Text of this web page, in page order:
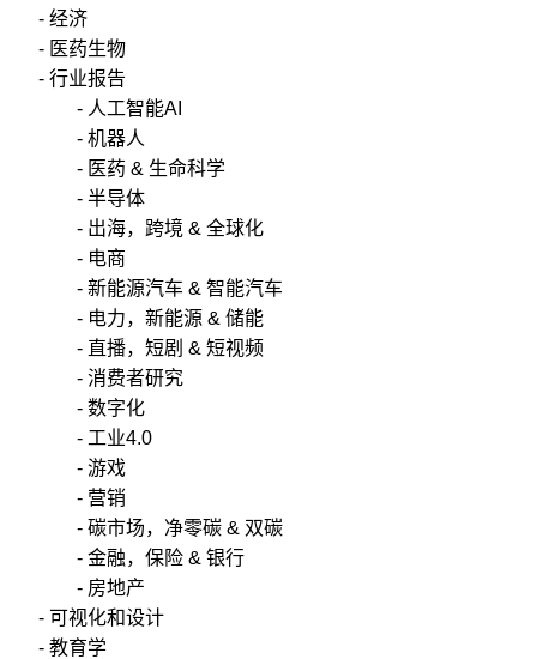
- 经济
- 医药生物
- 行业报告
- 人工智能AI
- 机器人
- 医药 & 生命科学
- 半导体
- 出海，跨境 & 全球化
- 电商
- 新能源汽车 & 智能汽车
- 电力，新能源 & 储能
- 直播，短剧 & 短视频
- 消费者研究
- 数字化
- 工业4.0
- 游戏
- 营销
- 碳市场，净零碳 & 双碳
- 金融，保险 & 银行
- 房地产
- 可视化和设计
- 教育学